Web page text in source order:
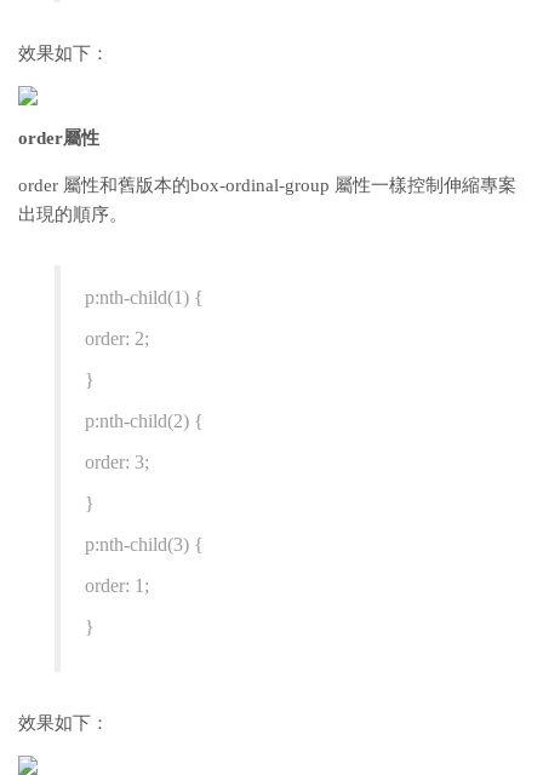
效果如下：
order屬性
order 屬性和舊版本的box-ordinal-group 屬性一樣控制伸縮專案
出現的順序。
p:nth-child(1) {
order: 2;
}
p:nth-child(2) {
order: 3;
}
p:nth-child(3) {
order: 1;
}
效果如下：